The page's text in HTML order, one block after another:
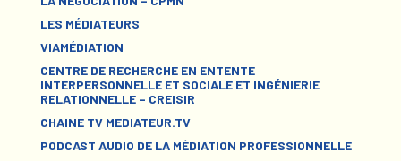
LES MÉDIATEURS
VIAMÉDIATION
CENTRE DE RECHERCHE EN ENTENTE
INTERPERSONNELLE ET SOCIALE ET INGÉNIERIE
RELATIONNELLE – CREISIR
CHAINE TV MEDIATEUR.TV
PODCAST AUDIO DE LA MÉDIATION PROFESSIONNELLE